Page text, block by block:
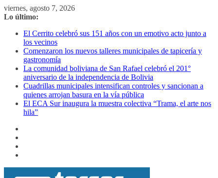
Saltar
al
viernes, agosto 7, 2026
Lo último:
El Cerrito celebró sus 151 años con un emotivo acto junto a
los vecinos
Comenzaron los nuevos talleres municipales de tapicería y
gastronomía
La comunidad boliviana de San Rafael celebró el 201°
aniversario de la independencia de Bolivia
Cuadrillas municipales intensifican controles y sancionan a
quienes arrojan basura en la vía pública
El ECA Sur inaugura la muestra colectiva “Trama, el arte nos
hila”